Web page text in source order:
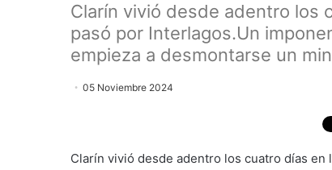
Clarín vivió desde adentro los
pasó por Interlagos.Un
empieza a desmontarse un
05 Noviembre 2024
Clarín vivió desde adentro los cuatro días